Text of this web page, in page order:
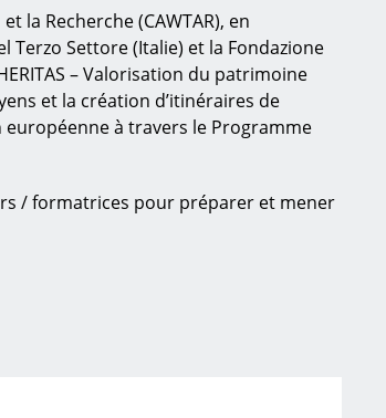
la Recherche (CAWTAR), en
Terzo Settore (Italie) et la Fondazione
– Valorisation du patrimoine
et la création d’itinéraires de
à travers le Programme
/ formatrices pour préparer et mener